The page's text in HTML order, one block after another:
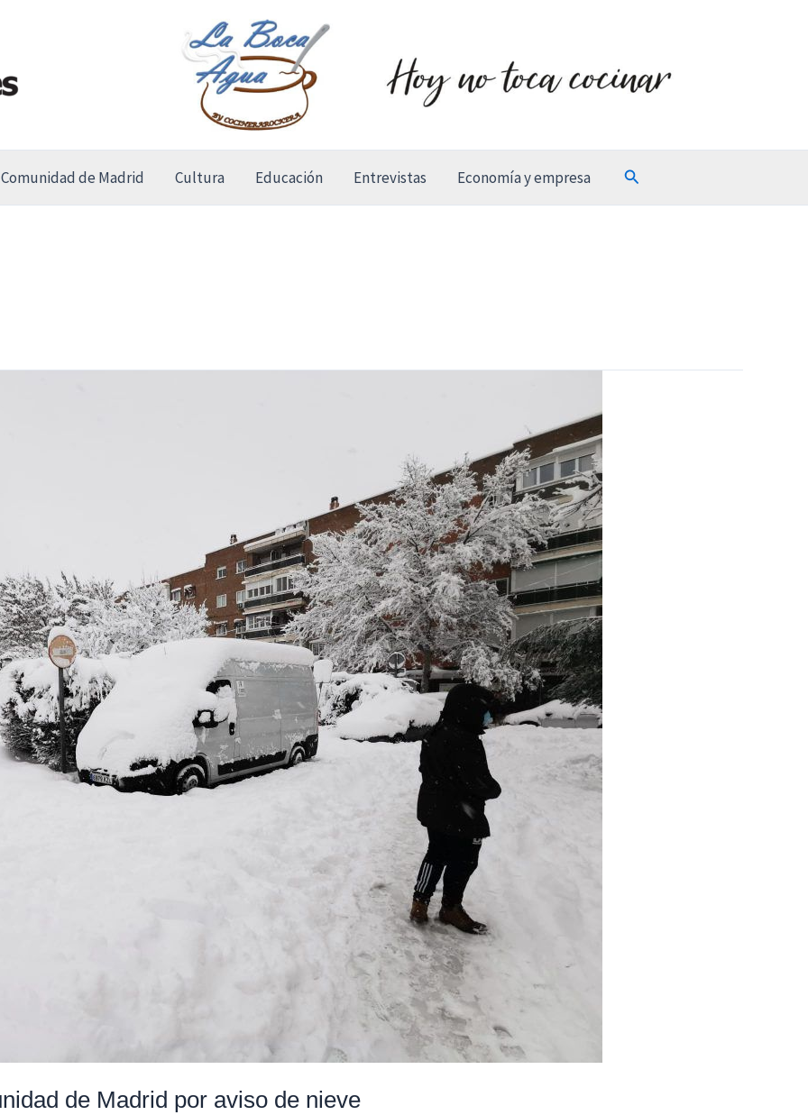
Comunidad de Madrid Cultura Educación Entrevistas Economía y empresa Buscar
de Madrid por aviso de nieve